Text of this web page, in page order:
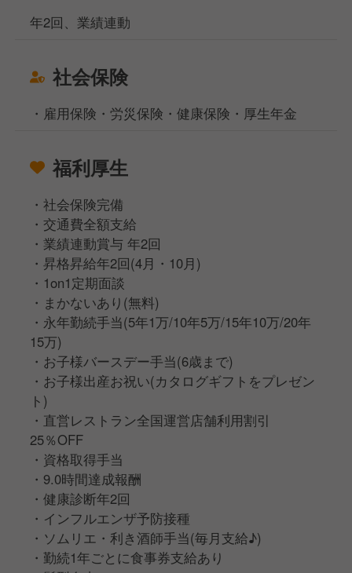
年2回、業績連動
社会保険
・雇用保険・労災保険・健康保険・厚生年金
福利厚生
・社会保険完備
・交通費全額支給
・業績連動賞与 年2回
・昇格昇給年2回(4月・10月)
・1on1定期面談
・まかないあり(無料)
・永年勤続手当(5年1万/10年5万/15年10万/20年
15万)
・お子様バースデー手当(6歳まで)
・お子様出産お祝い(カタログギフトをプレゼン
ト)
・直営レストラン全国運営店舗利用割引
25％OFF
・資格取得手当
・9.0時間達成報酬
・健康診断年2回
・インフルエンザ予防接種
・ソムリエ・利き酒師手当(毎月支給♪)
・勤続1年ごとに食事券支給あり